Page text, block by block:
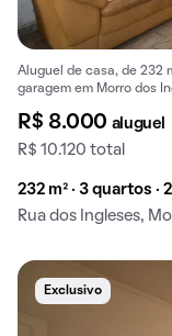
Aluguel de casa, de 232
garagem em Morro dos
R$ 8.000 aluguel
R$ 10.120 total
232 m² · 3 quartos ·
Rua dos Ingleses,
Exclusivo